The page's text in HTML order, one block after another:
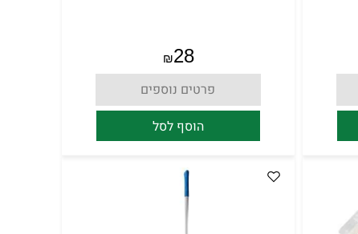
₪28
פרטים נוספים
הוסף לסל